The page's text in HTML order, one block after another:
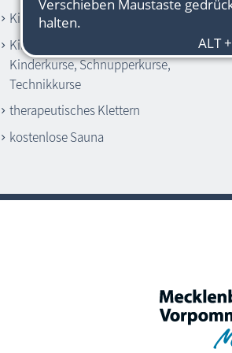
Kinderkletterwand
Kindergeburtstage, regelmäßige
Kinderkurse, Schnupperkurse,
Technikkurse
therapeutisches Klettern
kostenlose Sauna